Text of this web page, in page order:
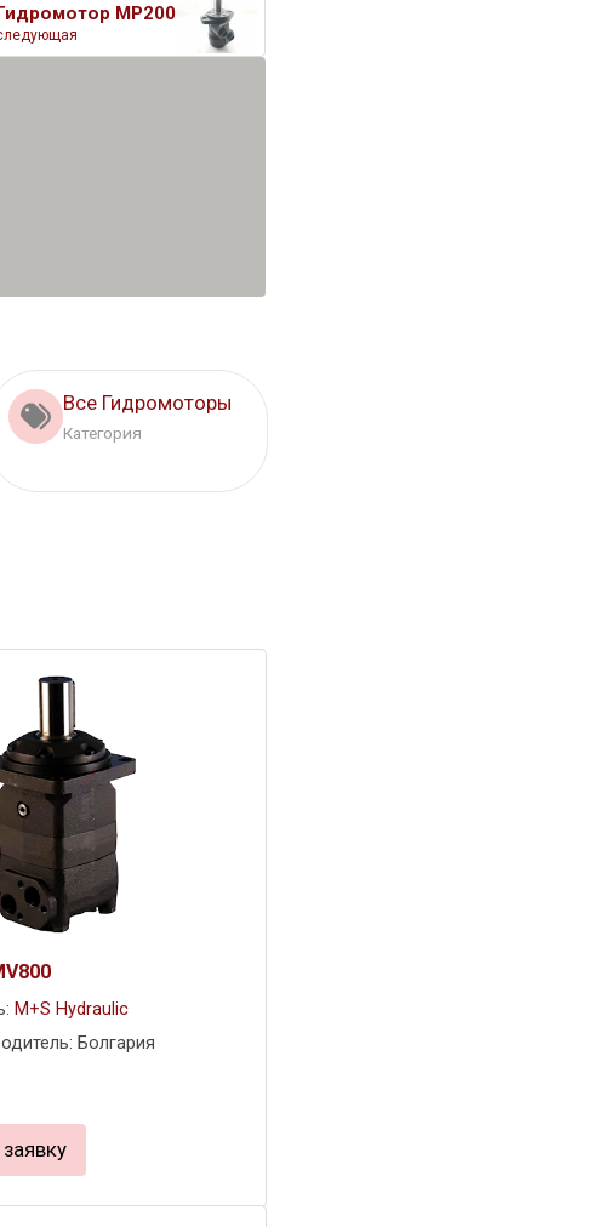
MP200
Все Гидромоторы
Категория
M+S Hydraulic
Болгария